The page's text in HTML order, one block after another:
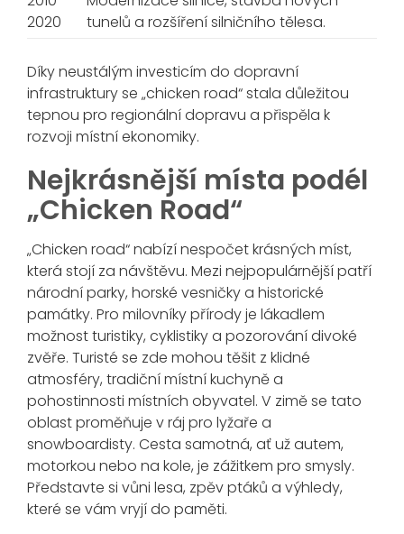
2020
tunelů a rozšíření silničního tělesa.
Díky neustálým investicím do dopravní
infrastruktury se „chicken road“ stala důležitou
tepnou pro regionální dopravu a přispěla k
rozvoji místní ekonomiky.
Nejkrásnější místa podél
„Chicken Road“
„Chicken road“ nabízí nespočet krásných míst,
která stojí za návštěvu. Mezi nejpopulárnější patří
národní parky, horské vesničky a historické
památky. Pro milovníky přírody je lákadlem
možnost turistiky, cyklistiky a pozorování divoké
zvěře. Turisté se zde mohou těšit z klidné
atmosféry, tradiční místní kuchyně a
pohostinnosti místních obyvatel. V zimě se tato
oblast proměňuje v ráj pro lyžaře a
snowboardisty. Cesta samotná, ať už autem,
motorkou nebo na kole, je zážitkem pro smysly.
Představte si vůni lesa, zpěv ptáků a výhledy,
které se vám vryjí do paměti.